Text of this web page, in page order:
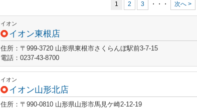
1 2 3 ・・・ 次へ >
イオン
イオン東根店
住所：〒999-3720 山形県東根市さくらんぼ駅前3-7-15
電話：0237-43-8700
イオン
イオン山形北店
住所：〒990-0810 山形県山形市馬見ケ崎2-12-19